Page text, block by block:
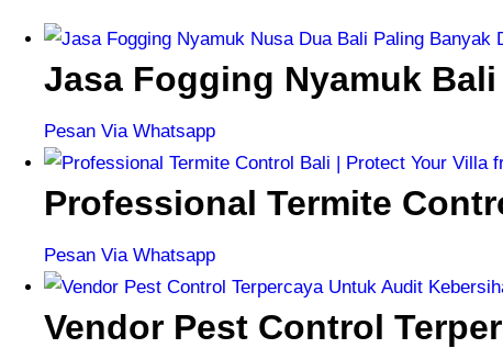
Jasa Fogging Nyamuk
Pesan Via Whatsapp
Professional Termite
Pesan Via Whatsapp
Vendor Pest Control